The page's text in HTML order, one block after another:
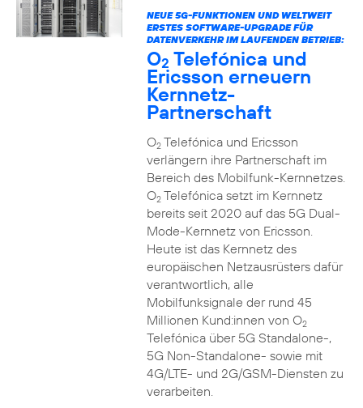
NEUE 5G-FUNKTIONEN UND WELTWEIT
ERSTES SOFTWARE-UPGRADE FÜR
DATENVERKEHR IM LAUFENDEN BETRIEB:
O2 Telefónica und
Ericsson erneuern
Kernnetz-
Partnerschaft
O2Telefónica und Ericsson
verlängern ihre Partnerschaft im
Bereich des Mobilfunk-Kernnetzes.
O2Telefónica setzt im Kernnetz
bereits seit 2020 auf das 5G Dual-
Mode-Kernnetz von Ericsson.
Heute ist das Kernnetz des
europäischen Netzausrüsters dafür
verantwortlich, alle
Mobilfunksignale der rund 45
Millionen Kund:innen von O2
Telefónica über 5G Standalone-,
5G Non-Standalone- sowie mit
4G/LTE- und 2G/GSM-Diensten zu
verarbeiten.